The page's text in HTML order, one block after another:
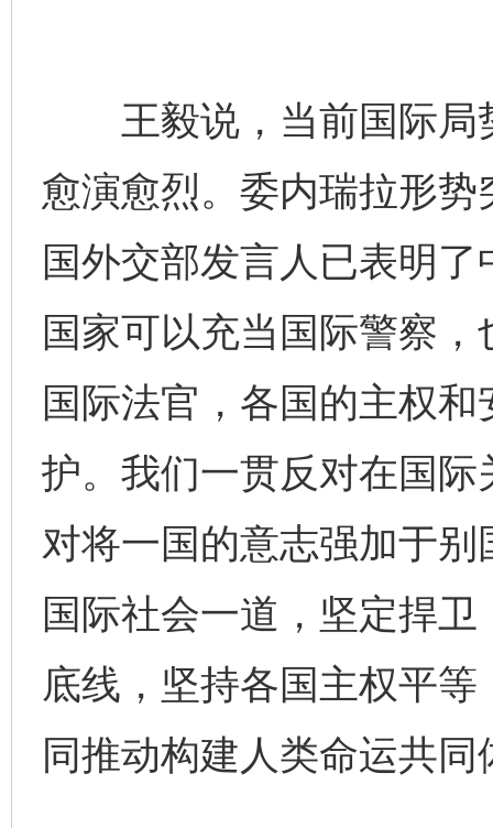
王毅说，当前国际局
愈演愈烈。委内瑞拉形
国外交部发言人已表明
国家可以充当国际警察
国际法官，各国的主权
护。我们一贯反对在国
对将一国的意志强加于
国际社会一道，坚定捍
底线，坚持各国主权平
同推动构建人类命运共同